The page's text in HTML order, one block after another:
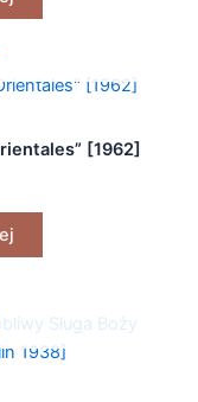
[1962]